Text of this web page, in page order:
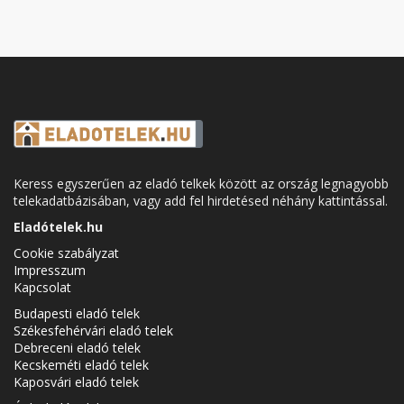
Keress egyszerűen az eladó telkek között az ország legnagyobb
telekadatbázisában, vagy add fel hirdetésed néhány kattintással.
Eladótelek.hu
Cookie szabályzat
Impresszum
Kapcsolat
Budapesti eladó telek
Székesfehérvári eladó telek
Debreceni eladó telek
Kecskeméti eladó telek
Kaposvári eladó telek